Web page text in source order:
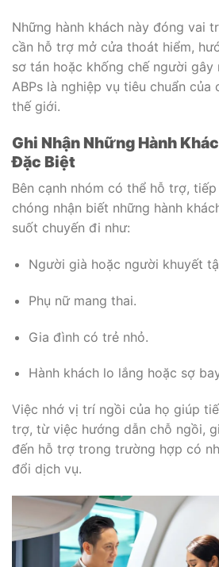
Những hành khách này đóng vai
cần hỗ trợ mở cửa thoát hiểm,
sơ tán hoặc khống chế người gây
ABPs là nghiệp vụ tiêu chuẩn của
thế giới.
Ghi Nhận Những Hành
Đặc Biệt
Bên cạnh nhóm có thể hỗ trợ,
chóng nhận biết những hành
suốt chuyến đi như:
Người già hoặc người khuyết
Phụ nữ mang thai.
Gia đình có trẻ nhỏ.
Hành khách lo lắng hoặc sợ
Việc nhớ vị trí ngồi của họ giúp
trợ, từ việc hướng dẫn chỗ ngồi,
đến hỗ trợ trong trường hợp có
đổi dịch vụ.